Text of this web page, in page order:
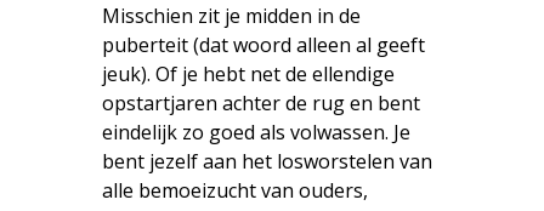
Misschien zit je midden in de
puberteit (dat woord alleen al geeft
jeuk). Of je hebt net de ellendige
opstartjaren achter de rug en bent
eindelijk zo goed als volwassen. Je
bent jezelf aan het losworstelen van
alle bemoeizucht van ouders,